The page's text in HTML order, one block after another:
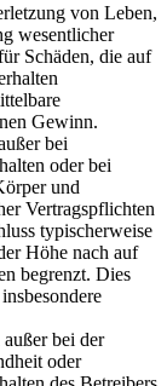
von Leben,
wesentlicher
Schäden, die auf
Gewinn.
bei
oder bei
und
Vertragspflichten
typischerweise
Höhe nach auf
begrenzt. Dies
bei der
oder